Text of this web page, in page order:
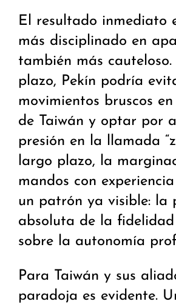
El resultado inmediato
más disciplinado en
también más
plazo, Pekín podría
movimientos bruscos
de Taiwán y optar por
presión en la llamada
largo plazo, la
mandos con
un patrón ya visible: la
absoluta de la fidelidad
sobre la autonomía
Para Taiwán y sus
paradoja es evidente.